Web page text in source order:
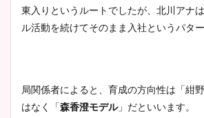
東入りというルートでしたが、北川アナ
ル活動を続けてそのまま入社というパター
局関係者によると、育成の方向性は「紺
はなく「森香澄モデル」だといいます。